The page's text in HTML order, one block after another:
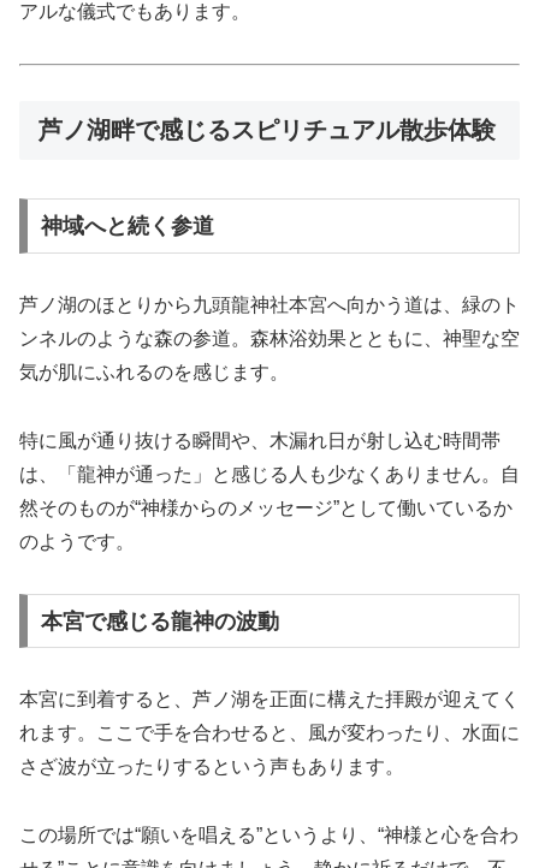
アルな儀式でもあります。
芦ノ湖畔で感じるスピリチュアル散歩体験
神域へと続く参道
芦ノ湖のほとりから九頭龍神社本宮へ向かう道は、緑のト
ンネルのような森の参道。森林浴効果とともに、神聖な空
気が肌にふれるのを感じます。
特に風が通り抜ける瞬間や、木漏れ日が射し込む時間帯
は、「龍神が通った」と感じる人も少なくありません。自
然そのものが“神様からのメッセージ”として働いているか
のようです。
本宮で感じる龍神の波動
本宮に到着すると、芦ノ湖を正面に構えた拝殿が迎えてく
れます。ここで手を合わせると、風が変わったり、水面に
さざ波が立ったりするという声もあります。
この場所では“願いを唱える”というより、“神様と心を合わ